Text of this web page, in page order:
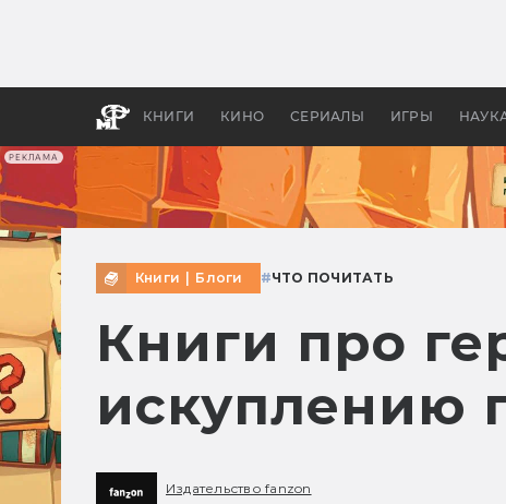
РЕКЛАМА
КНИГИ КИНО СЕРИАЛЫ ИГРЫ
бы
Книги Блоги #ЧТО ПОЧИТАТЬ
Книги про
искуплению
Издательство fanzon